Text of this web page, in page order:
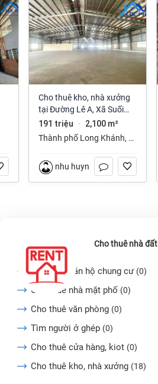
Cho thuê kho, nhà xưởng
tại Đường Lê A, Xã Suối
Tre, Tp Long Khánh, Đồng
Nai giá 191 Triệu
191 triệu · 2,100 m²
Thành phố Long Khánh,
nhu huynh
Cho thuê nhà đất
Cho thuê căn hộ chung cư (0)
Cho thuê nhà mặt phố (0)
Cho thuê văn phòng (0)
Tìm người ở ghép (0)
Cho thuê cửa hàng, kiot (0)
Cho thuê kho, nhà xưởng (18)